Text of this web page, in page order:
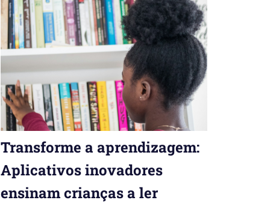
Transforme a aprendizagem:
Aplicativos inovadores
ensinam crianças a ler